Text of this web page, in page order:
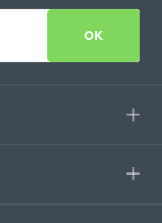
OK